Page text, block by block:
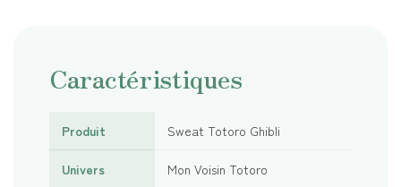
Caractéristiques
Produit Sweat Totoro Ghibli
Univers Mon Voisin Totoro